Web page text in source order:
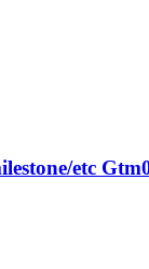
etc